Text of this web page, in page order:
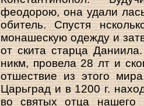
феодорою, она удали
обитель. Спустя
монашескую одежду и
от скита старца
никм, провела 28 лт и
отшествие из этого
Царьград и в 1200 г.
во святых отца нашего